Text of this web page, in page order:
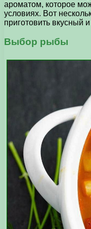
ароматом, которое
условиях. Вот
приготовить вкусный
Выбор рыбы